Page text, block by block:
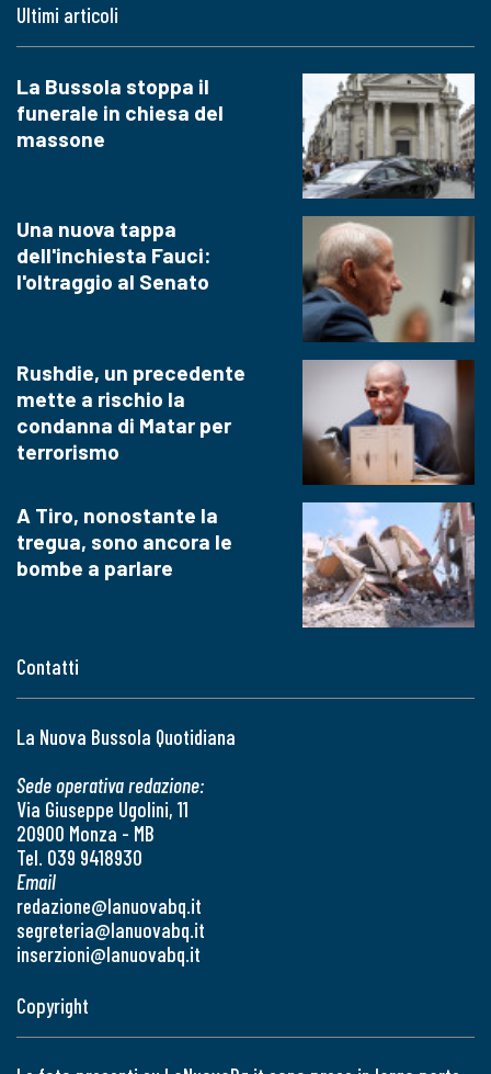
Contatti
La Nuova Bussola Quotidiana
Sede operativa redazione:
Via Giuseppe Ugolini, 11
20900 Monza - MB
Tel. 039 9418930
Email
redazione@lanuovabq.it
segreteria@lanuovabq.it
inserzioni@lanuovabq.it
Ultimi articoli
La Bussola stoppa il
funerale in chiesa del
massone
Una nuova tappa
dell'inchiesta Fauci:
l'oltraggio al Senato
Rushdie, un precedente
mette a rischio la
condanna di Matar per
terrorismo
A Tiro, nonostante la
tregua, sono ancora le
bombe a parlare
Copyright